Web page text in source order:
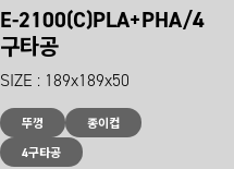
E-2100(C)PLA+PHA/4
구타공
SIZE : 189x189x50
뚜껑
종이컵
4구타공